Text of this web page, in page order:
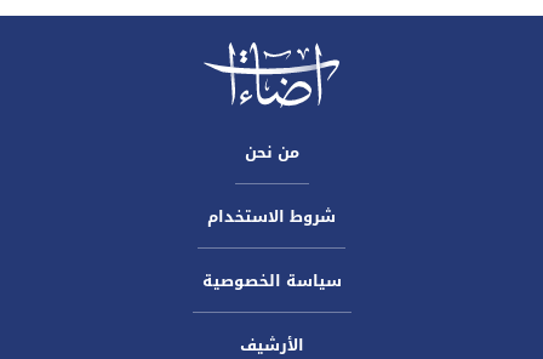
من نحن
شروط الاستخدام
سياسة الخصوصية
الأرشيف